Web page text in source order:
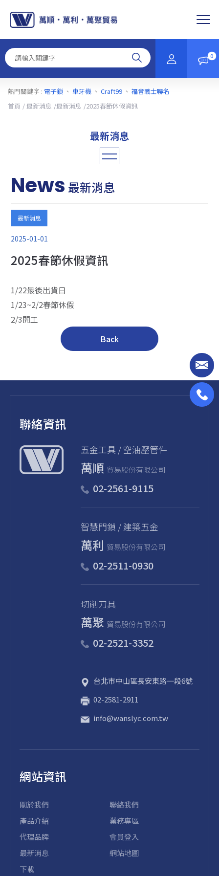
0
首頁 最新消息 最新消息 2025春節休假資訊
熱門關鍵字 : 電子鎖 、 車牙機、 Craft99、 福音戰士聯名
所有訊息
最新消息
展覽資訊
News 最新消息
最新消息
2025-01-01
2025春節休假資訊
1/22最後出貨日
1/23~2/2春節休假
2/3開工
Back
聯絡資訊
五金⼯具 / 空油壓管件
萬順 貿易股份有限公司
02-2561-9115
智慧門鎖 / 建築五金
萬利 貿易股份有限公司
02-2511-0930
切削刀具
萬聚 貿易股份有限公司
02-2521-3352
台北市中山區長安東路一段6號
02-2581-2911
info@wanslyc.com.tw
網站資訊
關於我們
產品介紹
代理品牌
最新消息
下載
聯絡我們
業務專區
會員登入
網站地圖